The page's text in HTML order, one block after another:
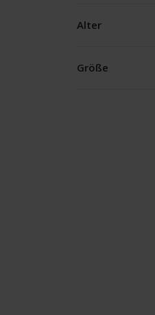
Alter
Größe